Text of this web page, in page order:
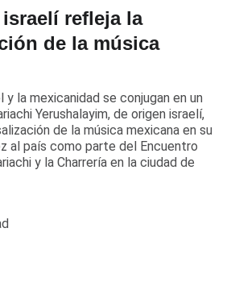
refleja la
de la música
y la mexicanidad se conjugan en un
Yerushalayim, de origen israelí,
de la música mexicana en su
al país como parte del Encuentro
y la Charrería en la ciudad de